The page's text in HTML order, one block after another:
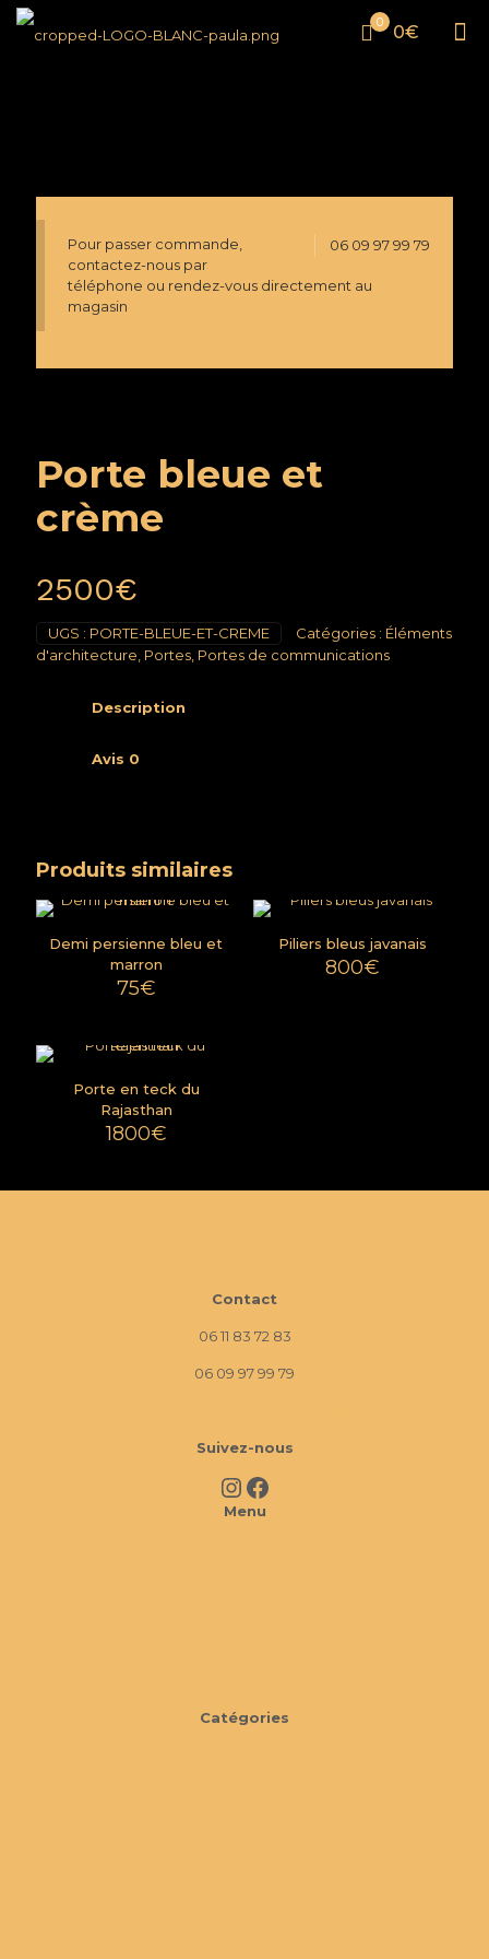
0 0€
06 09 97 99 79
Pour passer commande,
contactez-nous par
téléphone ou rendez-vous directement au
magasin
Porte bleue et
crème
2500€
UGS : PORTE-BLEUE-ET-CREME Catégories : Éléments
d'architecture Portes Portes de communications
Description
Avis 0
Produits similaires
Demi persienne bleu et
marron
75€
Piliers bleus javanais
800€
Porte en teck du
Rajasthan
1800€
Contact
06 11 83 72 83
06 09 97 99 79
Suivez-nous
InstagramFacebook
Menu
Catégories